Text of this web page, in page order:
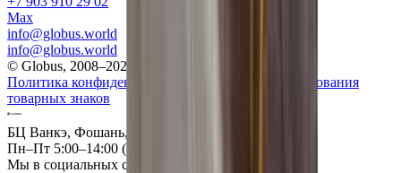
Max
info@globus.world
info@globus.world
© Globus, 2008–2026
Политика конфиденциальности
Политика использования
товарных знаков
БЦ Ванкэ, Фошань, Гуандун, Китай
Пн–Пт 5:00–14:00 (Мск)
Мы в социальных сетях